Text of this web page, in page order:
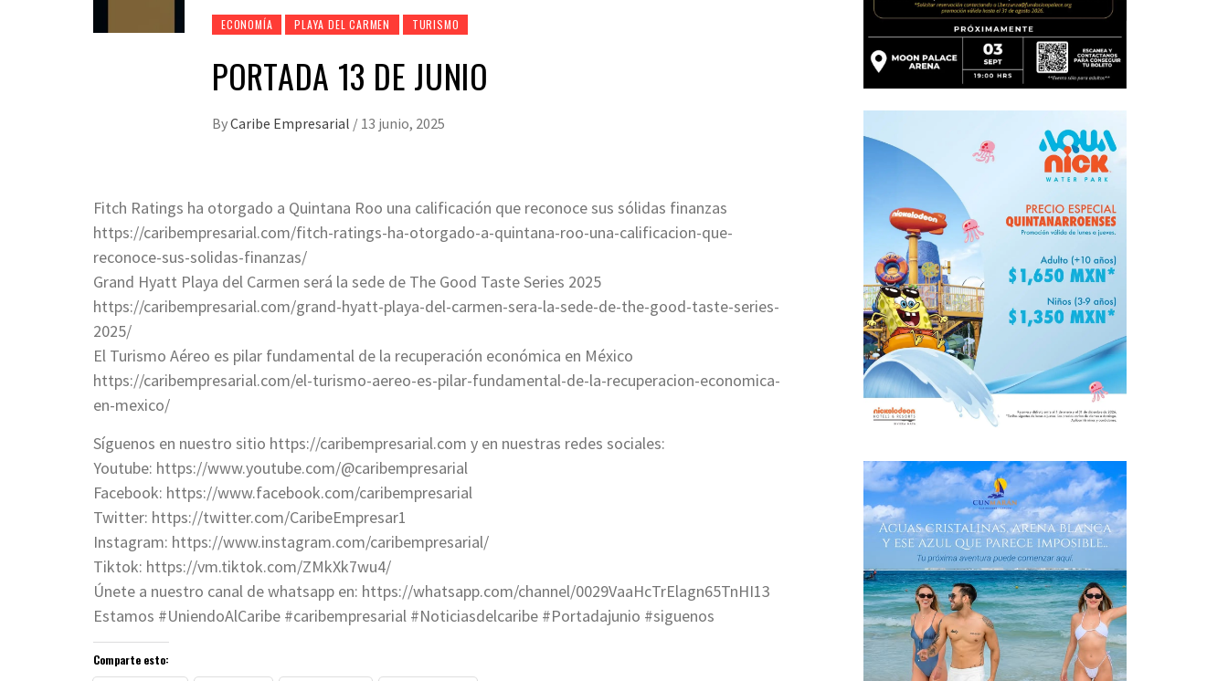
ECONOMÍA PLAYA DEL CARMEN TURISMO
PORTADA 13 DE JUNIO
ByCaribe Empresarial / 13 junio, 2025
Fitch Ratings ha otorgado a Quintana Roo una calificación que reconoce sus sólidas finanzas
https://caribempresarial.com/fitch-ratings-ha-otorgado-a-quintana-roo-una-calificacion-que-
reconoce-sus-solidas-finanzas/
Grand Hyatt Playa del Carmen será la sede de The Good Taste Series 2025
https://caribempresarial.com/grand-hyatt-playa-del-carmen-sera-la-sede-de-the-good-taste-series-
2025/
El Turismo Aéreo es pilar fundamental de la recuperación económica en México
https://caribempresarial.com/el-turismo-aereo-es-pilar-fundamental-de-la-recuperacion-economica-
en-mexico/
Síguenos en nuestro sitio https://caribempresarial.com y en nuestras redes sociales:
Youtube: https://www.youtube.com/@caribempresarial
Facebook: https://www.facebook.com/caribempresarial
Twitter: https://twitter.com/CaribeEmpresar1
Instagram: https://www.instagram.com/caribempresarial/
Tiktok: https://vm.tiktok.com/ZMkXk7wu4/
Únete a nuestro canal de whatsapp en: https://whatsapp.com/channel/0029VaaHcTrElagn65TnHI13
Estamos #UniendoAlCaribe #caribempresarial #Noticiasdelcaribe #Portadajunio #siguenos
Comparte esto: